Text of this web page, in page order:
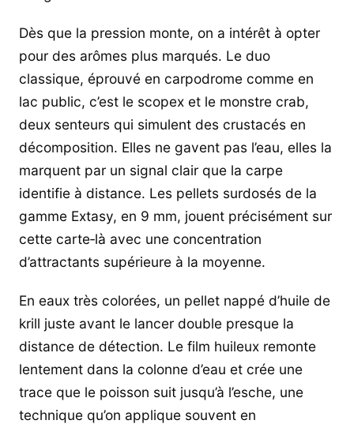
Dès que la pression monte, on a intérêt à opter
pour des arômes plus marqués. Le duo
classique, éprouvé en carpodrome comme en
lac public, c’est le scopex et le monstre crab,
deux senteurs qui simulent des crustacés en
décomposition. Elles ne gavent pas l’eau, elles la
marquent par un signal clair que la carpe
identifie à distance. Les pellets surdosés de la
gamme Extasy, en 9 mm, jouent précisément sur
cette carte‑là avec une concentration
d’attractants supérieure à la moyenne.
En eaux très colorées, un pellet nappé d’huile de
krill juste avant le lancer double presque la
distance de détection. Le film huileux remonte
lentement dans la colonne d’eau et crée une
trace que le poisson suit jusqu’à l’esche, une
technique qu’on applique souvent en